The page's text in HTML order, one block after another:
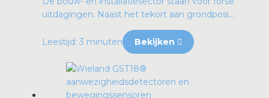
uitdagingen. Naast het tekort aan grondposi...
Leestijd: 3 minuten Bekijken